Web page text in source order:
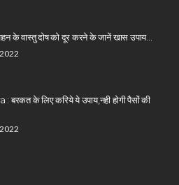
के वास्तु दोष को दूर करने के जानें खास उपाय…
बरकत के लिए करिये ये उपाय,नही होगी पैसों की